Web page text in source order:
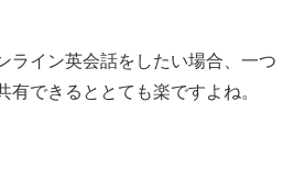
ライン英会話をしたい場合、一つ
有できるととても楽ですよね。